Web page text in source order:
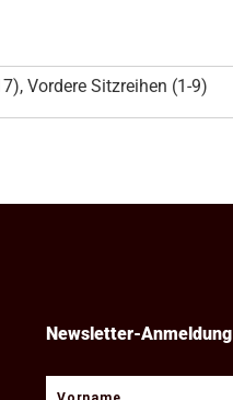
Vordere Sitzreihen (1-9)
Newsletter-Anmeldung